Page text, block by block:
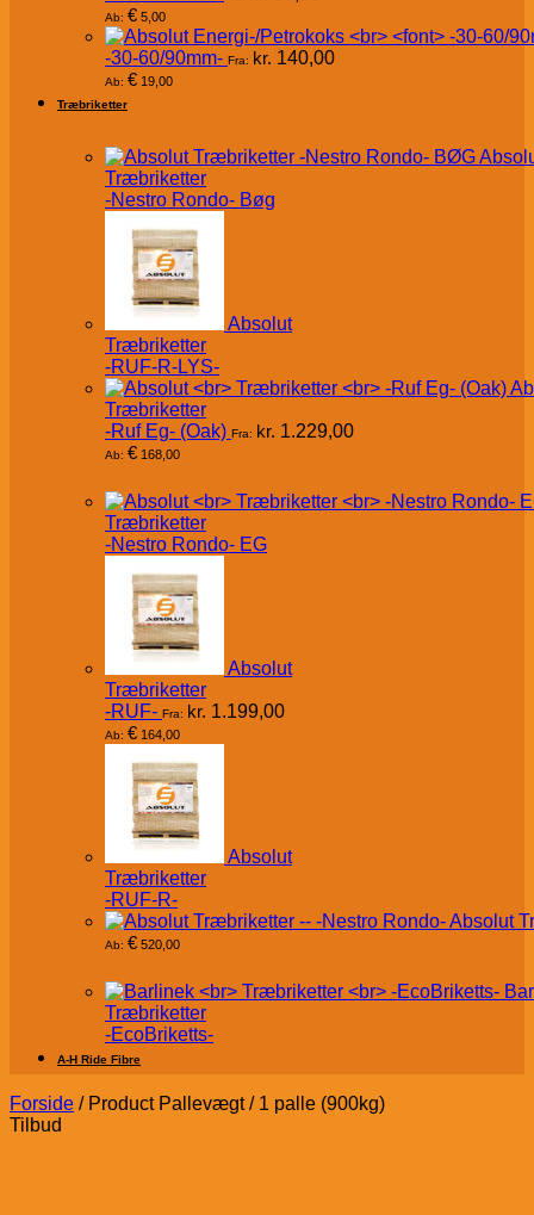
Ab: € 5,00
-30-60/90mm- Fra: kr. 140,00
Ab: € 19,00
Træbriketter
Træbriketter
-Nestro Rondo- Bøg
Absolut
Træbriketter
-RUF-R-LYS-
Træbriketter
-Ruf Eg- (Oak) Fra: kr. 1.229,00
Ab: € 168,00
Træbriketter
-Nestro Rondo- EG
Absolut
Træbriketter
-RUF- Fra: kr. 1.199,00
Ab: € 164,00
Absolut
Træbriketter
-RUF-R-
Absolut
Ab: € 520,00
Træbriketter
-EcoBriketts-
A-H Ride Fibre
Forside /Product Pallevægt/1 palle (900kg)
Tilbud